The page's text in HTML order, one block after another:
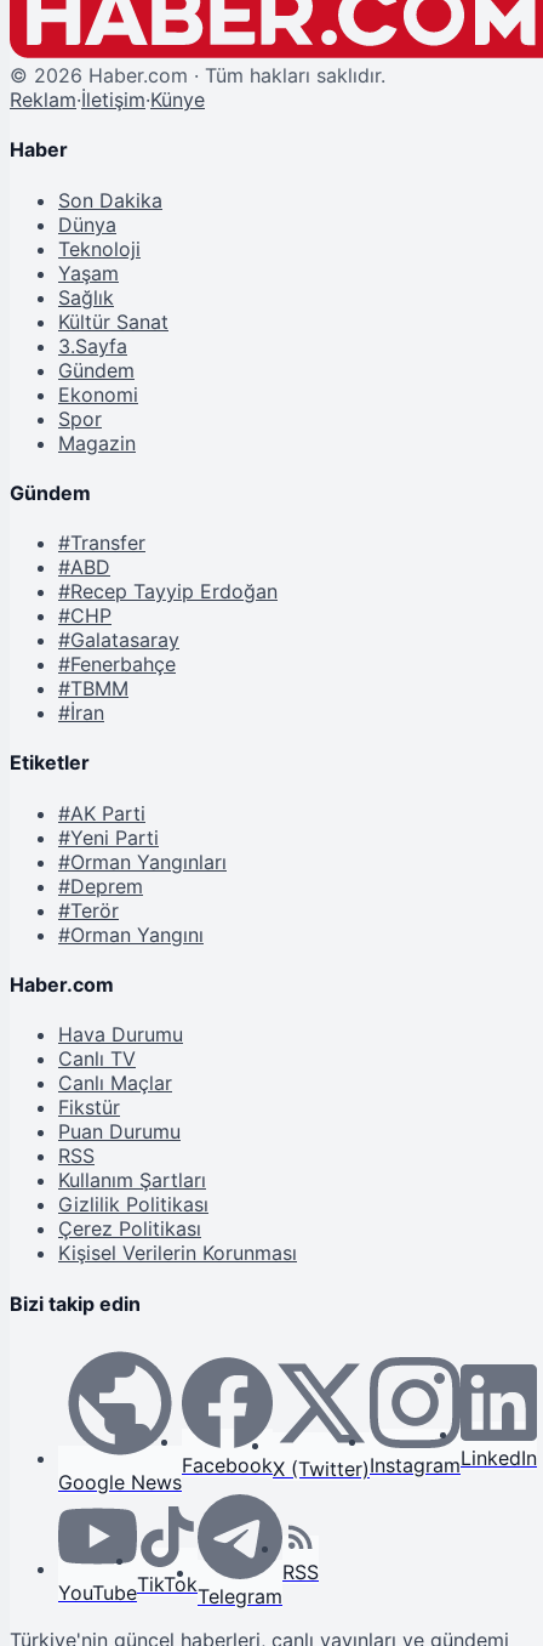
© 2026 Haber.com · Tüm hakları saklıdır.
Reklam·İletişim·Künye
Haber
Son Dakika
Dünya
Teknoloji
Yaşam
Sağlık
Kültür Sanat
3.Sayfa
Gündem
Ekonomi
Spor
Magazin
Gündem
#Transfer
#ABD
#Recep Tayyip Erdoğan
#CHP
#Galatasaray
#Fenerbahçe
#TBMM
#İran
Etiketler
#AK Parti
#Yeni Parti
#Orman Yangınları
#Deprem
#Terör
#Orman Yangını
Haber.com
Hava Durumu
Canlı TV
Canlı Maçlar
Fikstür
Puan Durumu
RSS
Kullanım Şartları
Gizlilik Politikası
Çerez Politikası
Kişisel Verilerin Korunması
Bizi takip edin
Google News
FacebookX (Twitter)InstagramLinkedIn
YouTubeTikTokTelegram
RSS
Türkiye'nin güncel haberleri, canlı yayınları ve gündemi